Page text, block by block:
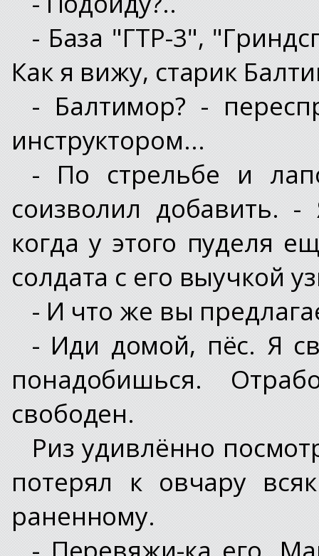
- База "ГТР-3",
Как я вижу, старик
- Балтимор? -
инструктором...
- По стрельбе и
соизволил добавить.
когда у этого пуделя
солдата с его выучкой
- И что же вы
- Иди домой, пёс. Я
понадобишься.
свободен.
Риз удивлённо
потерял к овчару
раненному.